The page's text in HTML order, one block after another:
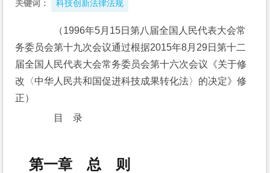
关键词： 科技创新法律法规
（1996年5月15日第八届全国人民代表大会常
务委员会第十九次会议通过根据2015年8月29日第十二
届全国人民代表大会常务委员会第十六次会议《关于修
改〈中华人民共和国促进科技成果转化法〉的决定》修
正）
目　录
第一章 总 则